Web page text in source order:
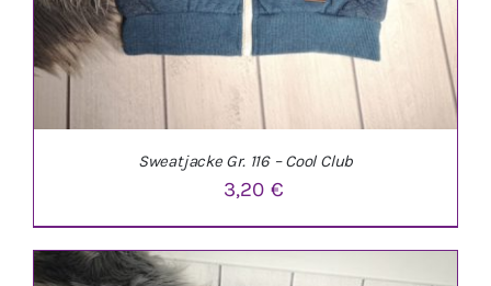
Sweatjacke Gr. 116 – Cool Club
3,20€